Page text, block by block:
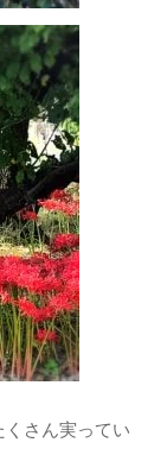
くさん実ってい